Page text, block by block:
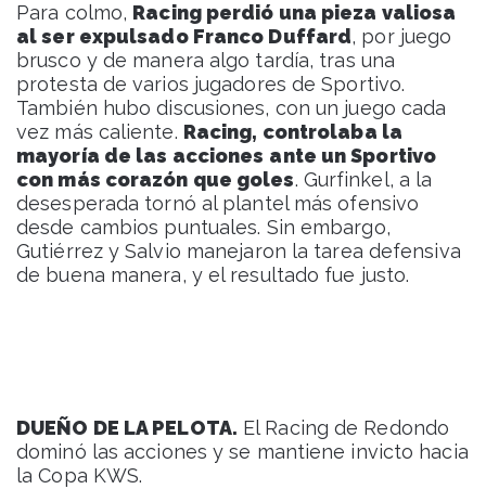
Para colmo, Racing perdió una pieza valiosa
al ser expulsado Franco Duffard, por juego
brusco y de manera algo tardía, tras una
protesta de varios jugadores de Sportivo.
También hubo discusiones, con un juego cada
vez más caliente. Racing, controlaba la
mayoría de las acciones ante un Sportivo
con más corazón que goles. Gurfinkel, a la
desesperada tornó al plantel más ofensivo
desde cambios puntuales. Sin embargo,
Gutiérrez y Salvio manejaron la tarea defensiva
de buena manera, y el resultado fue justo.
DUEÑO DE LA PELOTA. El Racing de Redondo
dominó las acciones y se mantiene invicto hacia
la Copa KWS.